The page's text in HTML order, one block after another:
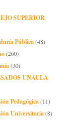
SUPERIOR
Pública(48)
(260)
(30)
UNAULA
Pedagógica(11)
Universitaria(8)